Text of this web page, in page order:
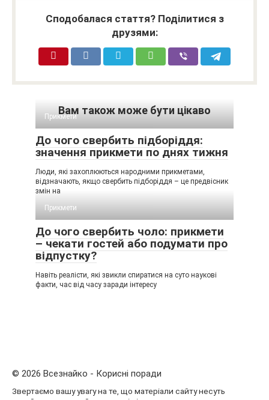
Сподобалася стаття? Поділитися з
друзями:
Вам також може бути цікаво
Прикмети
До чого свербить підборіддя:
значення прикмети по днях тижня
Люди, які захоплюються народними прикметами,
відзначають, якщо свербить підборіддя – це предвісник
змін на
Прикмети
До чого свербить чоло: прикмети
– чекати гостей або подумати про
відпустку?
Навіть реалісти, які звикли спиратися на суто наукові
факти, час від часу заради інтересу
© 2026 Всезнайко - Корисні поради
Звертаємо вашу увагу на те, що матеріали сайту несуть